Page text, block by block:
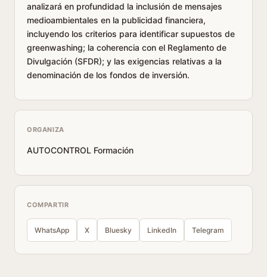
analizará en profundidad la inclusión de mensajes
medioambientales en la publicidad financiera,
incluyendo los criterios para identificar supuestos de
greenwashing; la coherencia con el Reglamento de
Divulgación (SFDR); y las exigencias relativas a la
denominación de los fondos de inversión.
ORGANIZA
AUTOCONTROL Formación
COMPARTIR
WhatsApp X Bluesky LinkedIn Telegram